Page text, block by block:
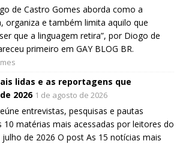
de Castro Gomes aborda como a
organiza e também limita aquilo que
que a linguagem retira”, por Diogo de
primeiro em GAY BLOG BR.
lidas e as reportagens que
2026 1 de agosto de 2026
entrevistas, pesquisas e pautas
10 matérias mais acessadas por leitores do
julho de 2026 O post As 15 notícias mais